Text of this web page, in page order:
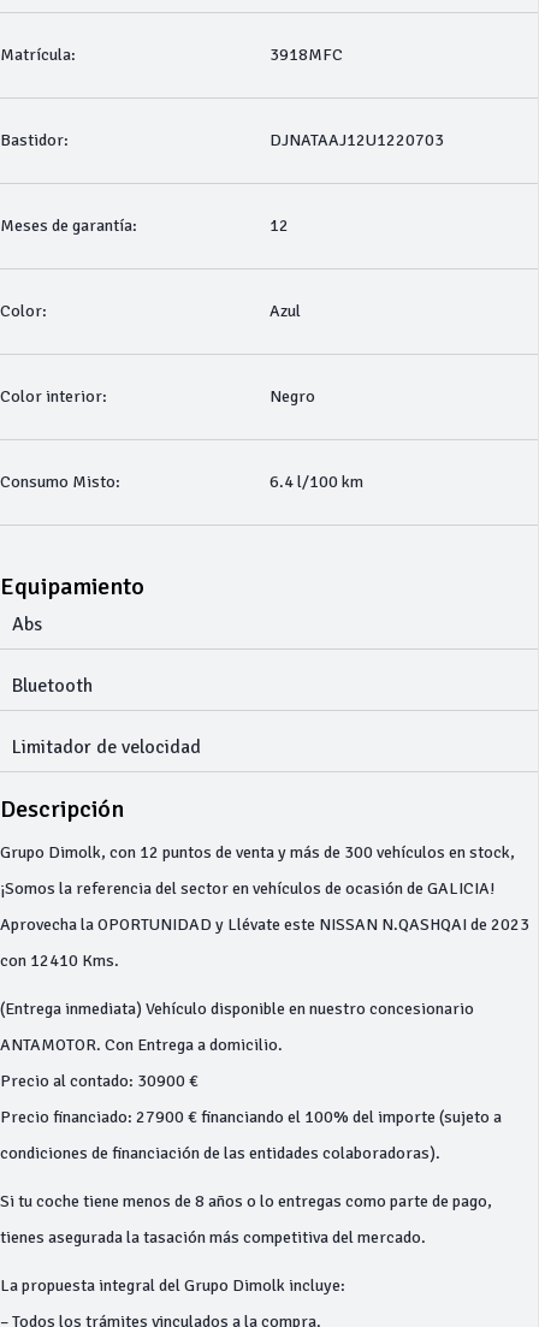
Matrícula: 3918MFC
Bastidor: DJNATAAJ12U1220703
Meses de garantía: 12
Color: Azul
Color interior: Negro
Consumo Misto: 6.4 l/100 km
Equipamiento
Abs
Bluetooth
Limitador de velocidad
Descripción
Grupo Dimolk, con 12 puntos de venta y más de 300 vehículos en stock,
¡Somos la referencia del sector en vehículos de ocasión de GALICIA!
Aprovecha la OPORTUNIDAD y Llévate este NISSAN N.QASHQAI de 2023
con 12410 Kms.
(Entrega inmediata) Vehículo disponible en nuestro concesionario
ANTAMOTOR. Con Entrega a domicilio.
Precio al contado: 30900 €
Precio financiado: 27900 € financiando el 100% del importe (sujeto a
condiciones de financiación de las entidades colaboradoras).
Si tu coche tiene menos de 8 años o lo entregas como parte de pago,
tienes asegurada la tasación más competitiva del mercado.
La propuesta integral del Grupo Dimolk incluye:
– Todos los trámites vinculados a la compra.